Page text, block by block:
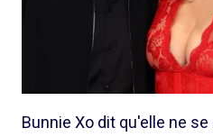
Bunnie Xo dit qu'elle ne